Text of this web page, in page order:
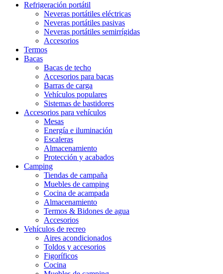
Refrigeración portátil
Neveras portátiles eléctricas
Neveras portátiles pasivas
Neveras portátiles semirrígidas
Accesorios
Termos
Bacas
Bacas de techo
Accesorios para bacas
Barras de carga
Vehículos populares
Sistemas de bastidores
Accesorios para vehículos
Mesas
Energía e iluminación
Escaleras
Almacenamiento
Protección y acabados
Camping
Tiendas de campaña
Muebles de camping
Cocina de acampada
Almacenamiento
Termos & Bidones de agua
Accesorios
Vehículos de recreo
Aires acondicionados
Toldos y accesorios
Figoríficos
Cocina